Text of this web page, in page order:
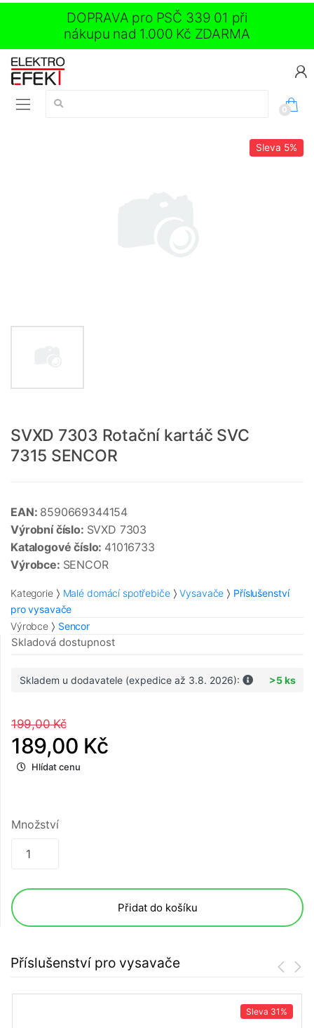
DOPRAVA pro PSČ 339 01 při
nákupu nad 1.000 Kč ZDARMA
Vyhledávání:
0
Sleva 5%
SVXD 7303 Rotační kartáč SVC
7315 SENCOR
EAN: 8590669344154
Výrobní číslo: SVXD 7303
Katalogové číslo: 41016733
Výrobce: SENCOR
Kategorie Malé domácí spotřebiče Vysavače
Příslušenství
pro vysavače
Výrobce
Sencor
Skladová dostupnost
Skladem u dodavatele (expedice až 3.8. 2026): >5 ks
199,00 Kč
189,00 Kč
Hlídat cenu
Množství
Přidat do košíku
Příslušenství pro vysavače
Sleva 31%